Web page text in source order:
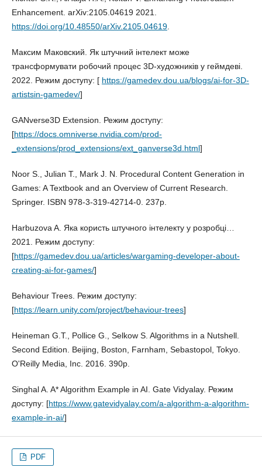
Enhancement. arXiv:2105.04619 2021.
https://doi.org/10.48550/arXiv.2105.04619.
Максим Маковский. Як штучний інтелект може
трансформувати робочий процес 3D-художників у геймдеві.
2022. Режим доступу: [ https://gamedev.dou.ua/blogs/ai-for-3D-
artistsin-gamedev/]
GANverse3D Extension. Режим доступу:
[https://docs.omniverse.nvidia.com/prod-
_extensions/prod_extensions/ext_ganverse3d.html]
Noor S., Julian T., Mark J. N. Procedural Content Generation in
Games: A Textbook and an Overview of Current Research.
Springer. ISBN 978-3-319-42714-0. 237p.
Harbuzova A. Яка користь штучного інтелекту у розробці…
2021. Режим доступу:
[https://gamedev.dou.ua/articles/wargaming-developer-about-
creating-ai-for-games/]
Behaviour Trees. Режим доступу:
[https://learn.unity.com/project/behaviour-trees]
Heineman G.T., Pollice G., Selkow S. Algorithms in a Nutshell.
Second Edition. Beijing, Boston, Farnham, Sebastopol, Tokyo.
O'Reilly Media, Inc. 2016. 390p.
Singhal A. A* Algorithm Example in AI. Gate Vidyalay. Режим
доступу: [https://www.gatevidyalay.com/a-algorithm-a-algorithm-
example-in-ai/]
PDF